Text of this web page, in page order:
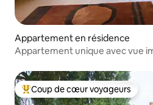
Appartement en résidence
Appartement unique avec vue
Coups de cœur voyageurs les
Coup de cœur voyageurs